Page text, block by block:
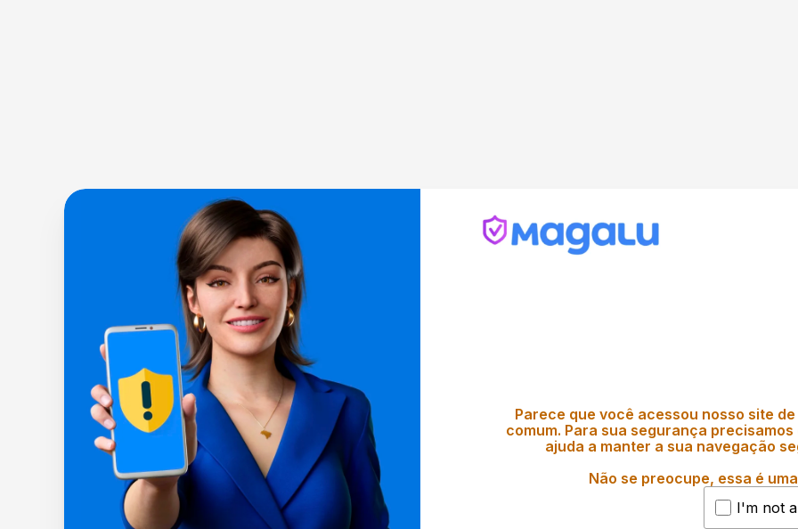
Parece que você acessou nosso site
comum. Para sua segurança
ajuda a manter a sua navegação
Não se preocupe, essa é
I'm not